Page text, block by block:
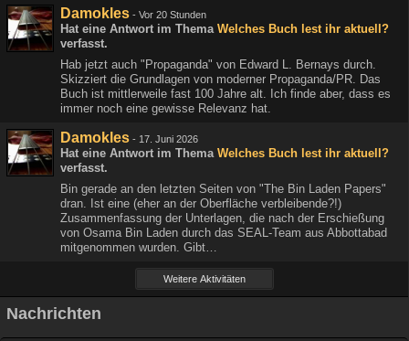
Damokles - Vor 20 Stunden
Hat eine Antwort im Thema Welches Buch lest ihr aktuell?
verfasst.
Hab jetzt auch "Propaganda" von Edward L. Bernays durch.
Skizziert die Grundlagen von moderner Propaganda/PR. Das
Buch ist mittlerweile fast 100 Jahre alt. Ich finde aber, dass es
immer noch eine gewisse Relevanz hat.
Damokles - 17. Juni 2026
Hat eine Antwort im Thema Welches Buch lest ihr aktuell?
verfasst.
Bin gerade an den letzten Seiten von "The Bin Laden Papers"
dran. Ist eine (eher an der Oberfläche verbleibende?!)
Zusammenfassung der Unterlagen, die nach der Erschießung
von Osama Bin Laden durch das SEAL-Team aus Abbottabad
mitgenommen wurden. Gibt…
Weitere Aktivitäten
Nachrichten